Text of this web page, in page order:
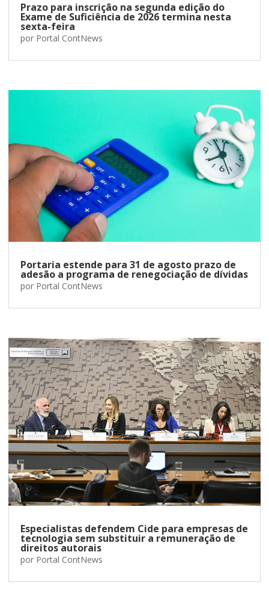
Prazo para inscrição na segunda edição do
Exame de Suficiência de 2026 termina nesta
sexta-feira
por Portal ContNews
Portaria estende para 31 de agosto prazo de
adesão a programa de renegociação de dívidas
por Portal ContNews
Especialistas defendem Cide para empresas de
tecnologia sem substituir a remuneração de
direitos autorais
por Portal ContNews